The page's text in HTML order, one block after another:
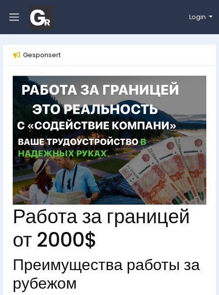
Login
Gesponsert
Работа за границей
от 2000$
Преимущества работы за
рубежом